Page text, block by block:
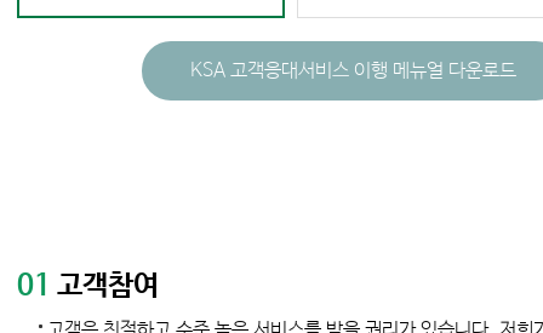
KSA 고객응대서비스 이행 메뉴얼 다운로드
01 고객참여